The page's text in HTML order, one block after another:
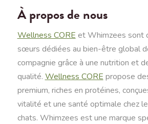
À propos de nous
Wellness CORE et Whimzees sont
sœurs dédiées au bien-être global
compagnie grâce à une nutrition et
qualité. Wellness CORE propose
premium, riches en protéines,
vitalité et une santé optimale chez
chats. Whimzees est une marque